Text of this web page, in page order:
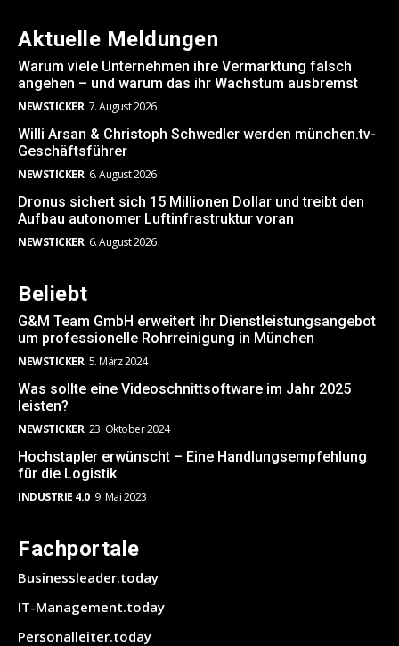
Aktuelle Meldungen
Warum viele Unternehmen ihre Vermarktung falsch
angehen – und warum das ihr Wachstum ausbremst
NEWSTICKER 7. August 2026
Willi Arsan & Christoph Schwedler werden münchen.tv-
Geschäftsführer
NEWSTICKER 6. August 2026
Dronus sichert sich 15 Millionen Dollar und treibt den
Aufbau autonomer Luftinfrastruktur voran
NEWSTICKER 6. August 2026
Beliebt
G&M Team GmbH erweitert ihr Dienstleistungsangebot
um professionelle Rohrreinigung in München
NEWSTICKER 5. März 2024
Was sollte eine Videoschnittsoftware im Jahr 2025
leisten?
NEWSTICKER 23. Oktober 2024
Hochstapler erwünscht – Eine Handlungsempfehlung
für die Logistik
INDUSTRIE 4.0 9. Mai 2023
Fachportale
Businessleader.today
IT-Management.today
Personalleiter.today